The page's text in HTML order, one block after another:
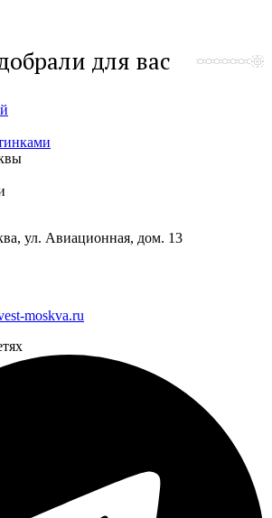
для вас
ул. Авиационная, дом. 13
moskva.ru